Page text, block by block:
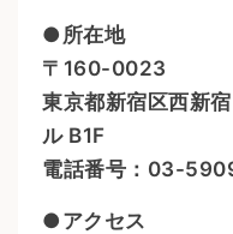
●所在地
〒160-0023
東京都新宿区西新
ル B1F
電話番号：03-
●アクセス